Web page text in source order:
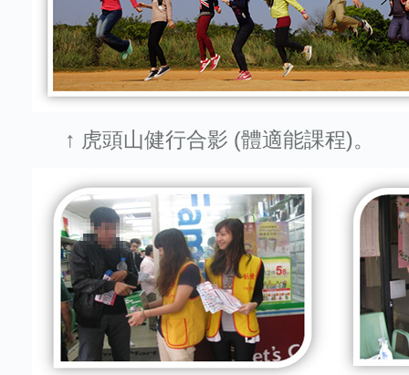
↑ 虎頭山健行合影 (體適能課程)。